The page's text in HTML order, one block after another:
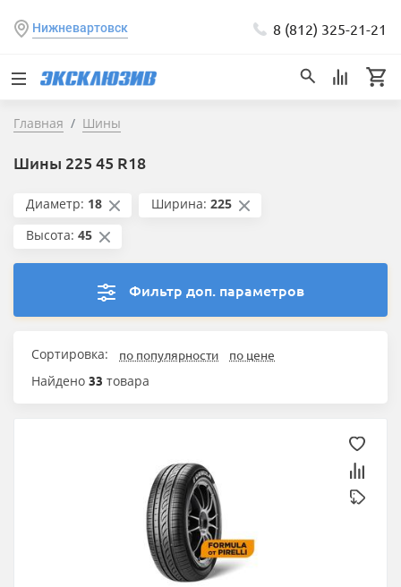
Нижневартовск 8 (812) 325-21-21
Главная Шины
Шины 225 45 R18
Диаметр: 18 Ширина: 225
Высота: 45
Фильтр доп. параметров
Сортировка: по популярности по цене
Найдено 33 товара